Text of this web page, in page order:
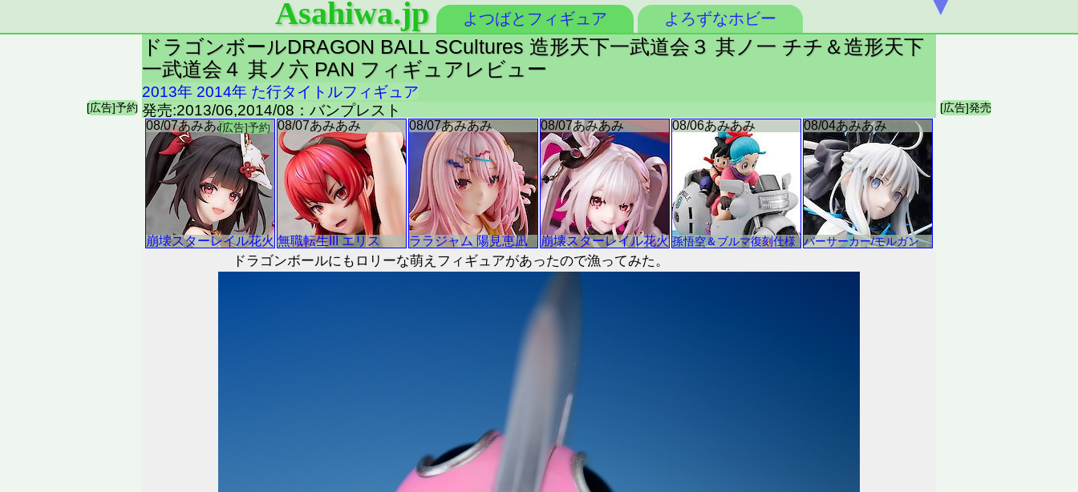
Asahiwa.jp よつばとフィギュア よろずなホビー
ドラゴンボールDRAGON BALL SCultures 造形天下一武道会３ 其ノ一 チチ＆造形天下
一武道会４ 其ノ六 PAN フィギュアレビュー
2013年 2014年 た行タイトルフィギュア
発売:2013/06,2014/08：バンプレスト
ドラゴンボールにもロリーな萌えフィギュアがあったので漁ってみた。
▼